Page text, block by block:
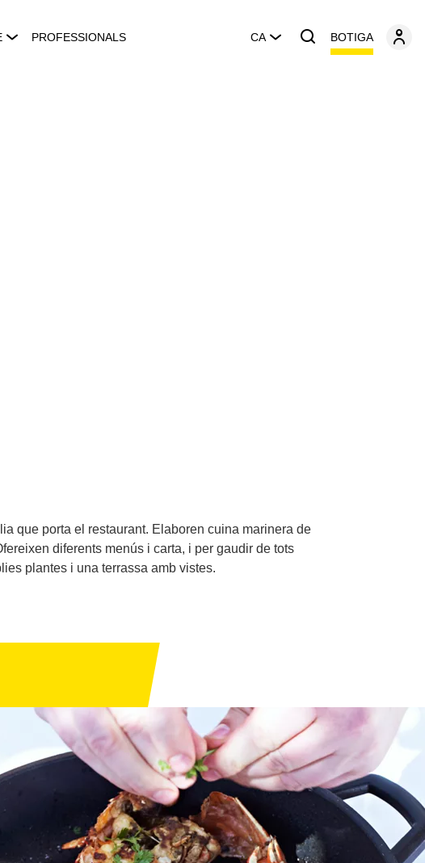
PROFESSIONALS CA BOTIGA
que porta el restaurant. Elaboren cuina marinera de
diferents menús i carta, i per gaudir de tots
plantes i una terrassa amb vistes.